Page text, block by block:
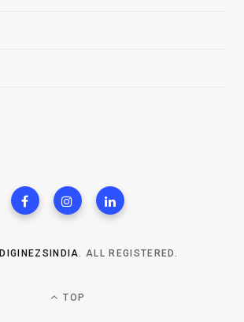
DIGINEZSINDIA. ALL REGISTERED.
TOP